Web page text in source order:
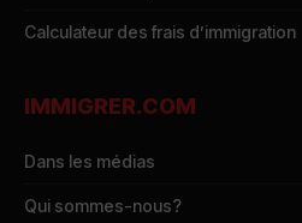
Calculateur des frais d’immigration
IMMIGRER.COM
Dans les médias
Qui sommes-nous?